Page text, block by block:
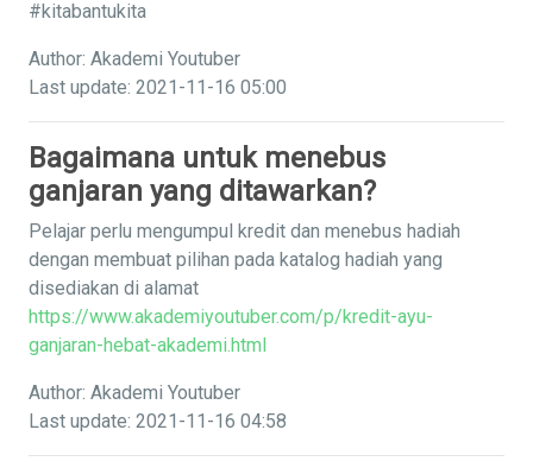
#kitabantukita
Author: Akademi Youtuber
Last update: 2021-11-16 05:00
Bagaimana untuk menebus
ganjaran yang ditawarkan?
Pelajar perlu mengumpul kredit dan menebus hadiah
dengan membuat pilihan pada katalog hadiah yang
disediakan di alamat
https://www.akademiyoutuber.com/p/kredit-ayu-
ganjaran-hebat-akademi.html
Author: Akademi Youtuber
Last update: 2021-11-16 04:58